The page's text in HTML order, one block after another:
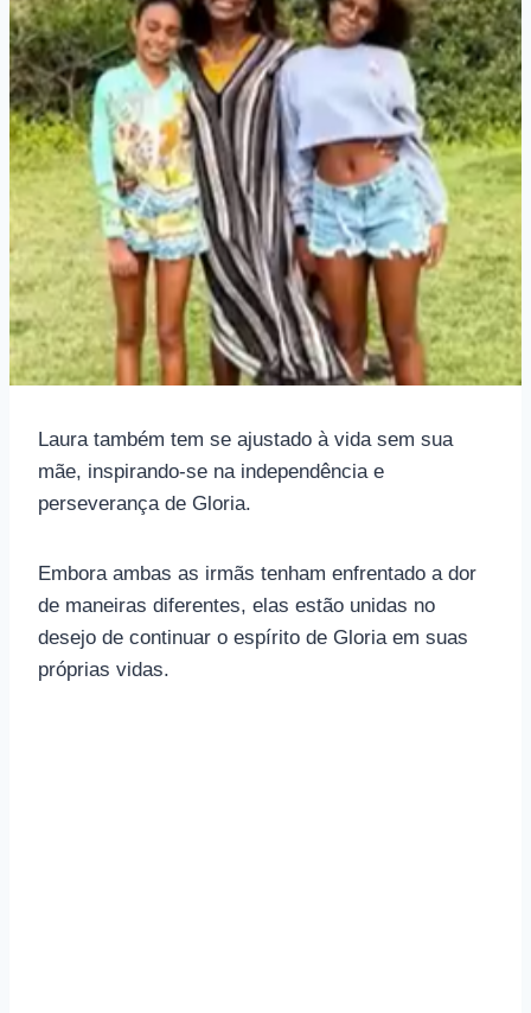
Laura também tem se ajustado à vida sem sua
mãe, inspirando-se na independência e
perseverança de Gloria.
Embora ambas as irmãs tenham enfrentado a dor
de maneiras diferentes, elas estão unidas no
desejo de continuar o espírito de Gloria em suas
próprias vidas.